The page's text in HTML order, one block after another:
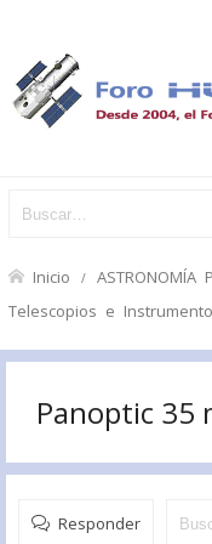
Inicio ASTRONOMÍA
Telescopios e
Panoptic 35
Responder